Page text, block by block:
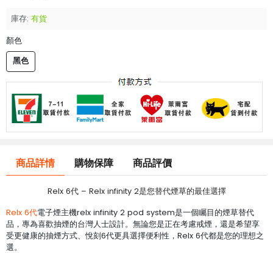
庫存: 有貨
顏色
黑色
商品詳情 購物保障 商品評價
Relx 6代 – Relx infinity 2是您替代煙草的最佳選擇
Relx 6代電子煙主機relx infinity 2 pod system是一個矚目的煙草替代
品，專為喜歡抽煙的台灣人士設計。無論您是正在考慮戒煙，還是希望享
受更健康的抽煙方式、悅刻6代更具選擇便利性，Relx 6代都是您的理想之
選。